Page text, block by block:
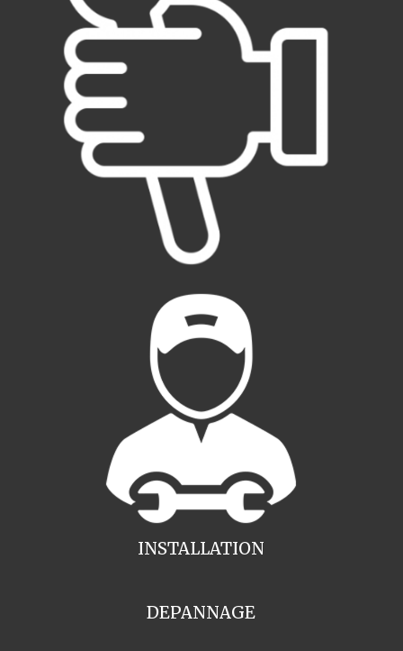
INSTALLATION
DEPANNAGE